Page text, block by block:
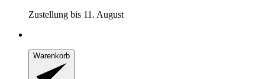
Zustellung bis 11. August
Warenkorb